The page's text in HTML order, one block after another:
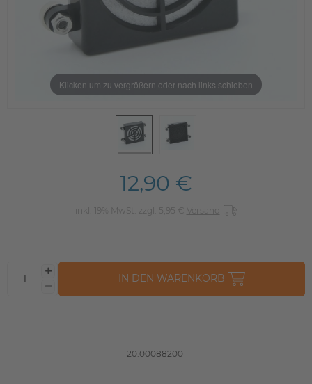
Klicken um zu vergrößern oder nach links schieben
20.000882001
12,90 €
inkl. 19% MwSt. zzgl. 5,95 € Versand
IN DEN WARENKORB